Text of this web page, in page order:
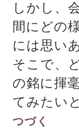
しかし、
間にどの
には思い
そこで、
の銘に揮
てみたい
つづく